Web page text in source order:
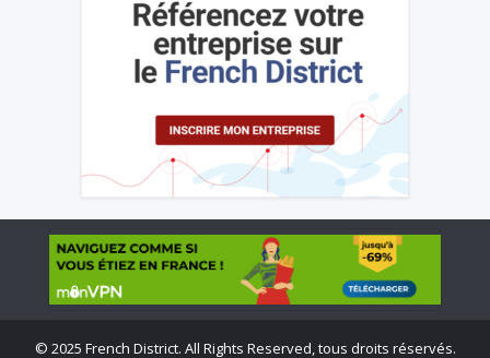
© 2025 French District. All Rights Reserved, tous droits réservés.